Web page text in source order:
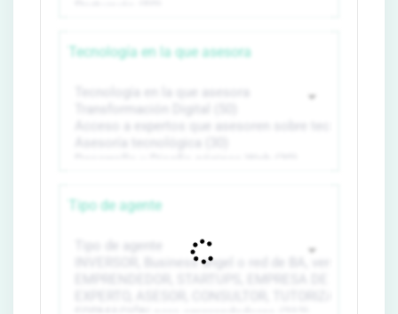
Tecnología en la que asesora
Tipo de agente